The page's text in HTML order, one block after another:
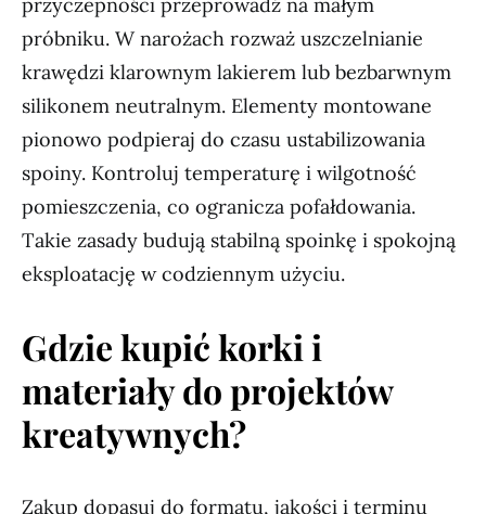
próbniku. W narożach rozważ uszczelnianie
krawędzi klarownym lakierem lub bezbarwnym
silikonem neutralnym. Elementy montowane
pionowo podpieraj do czasu ustabilizowania
spoiny. Kontroluj temperaturę i wilgotność
pomieszczenia, co ogranicza pofałdowania.
Takie zasady budują stabilną spoinkę i spokojną
eksploatację w codziennym użyciu.
Gdzie kupić korki i
materiały do projektów
kreatywnych?
Zakup dopasuj do formatu, jakości i terminu